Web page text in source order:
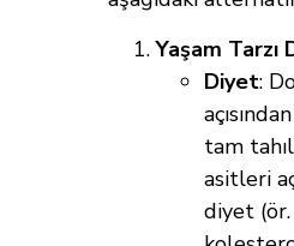
Yaşam Tarzı
Diyet:
tam
asitleri
diyet